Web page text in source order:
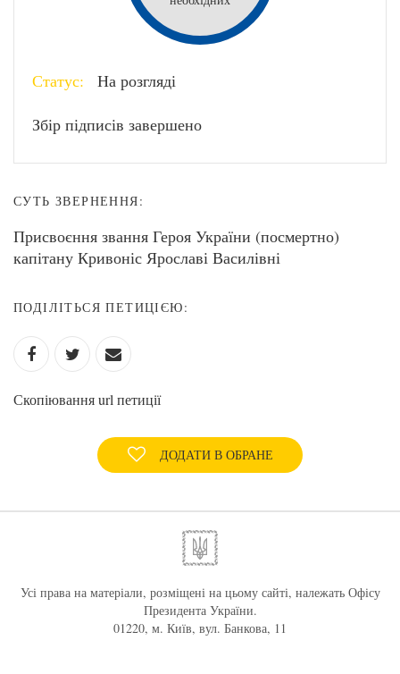
Статус: На розгляді
Збір підписів завершено
СУТЬ ЗВЕРНЕННЯ:
Присвоєння звання Героя України (посмертно)
капітану Кривоніс Ярославі Василівні
ПОДІЛІТЬСЯ ПЕТИЦІЄЮ:
Скопіювання url петиції
ДОДАТИ В ОБРАНЕ
Усі права на матеріали, розміщені на цьому сайті, належать Офісу
Президента України.
01220, м. Київ, вул. Банкова, 11